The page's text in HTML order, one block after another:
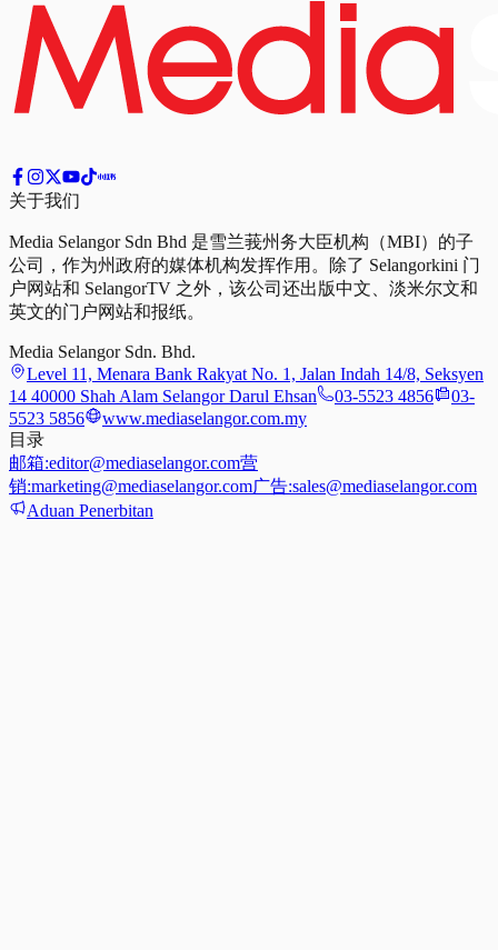
关于我们
Media Selangor Sdn Bhd 是雪兰莪州务大臣机构（MBI）的子
公司，作为州政府的媒体机构发挥作用。除了 Selangorkini 门
户网站和 SelangorTV 之外，该公司还出版中文、淡米尔文和
英文的门户网站和报纸。
Media Selangor Sdn. Bhd.
Level 11, Menara Bank Rakyat No. 1, Jalan Indah 14/8, Seksyen
14 40000 Shah Alam Selangor Darul Ehsan
03-5523 4856
03-
5523 5856
www.mediaselangor.com.my
目录
邮箱:editor@mediaselangor.com营
销:marketing@mediaselangor.com广告:sales@mediaselangor.com
Aduan Penerbitan